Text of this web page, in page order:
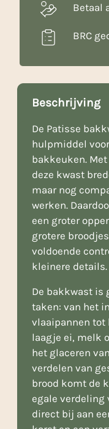
Betaal
BRC
Beschrijving
De Patisse
hulpmiddel
bakkeuken.
deze kwast
maar nog
werken.
een groter
grotere
voldoende
kleinere details.
De bakkwast is
taken: van het
vlaaipannen tot
laagje ei, melk
het glaceren
verdelen van
brood komt de
egale verdeling
direct bij aan